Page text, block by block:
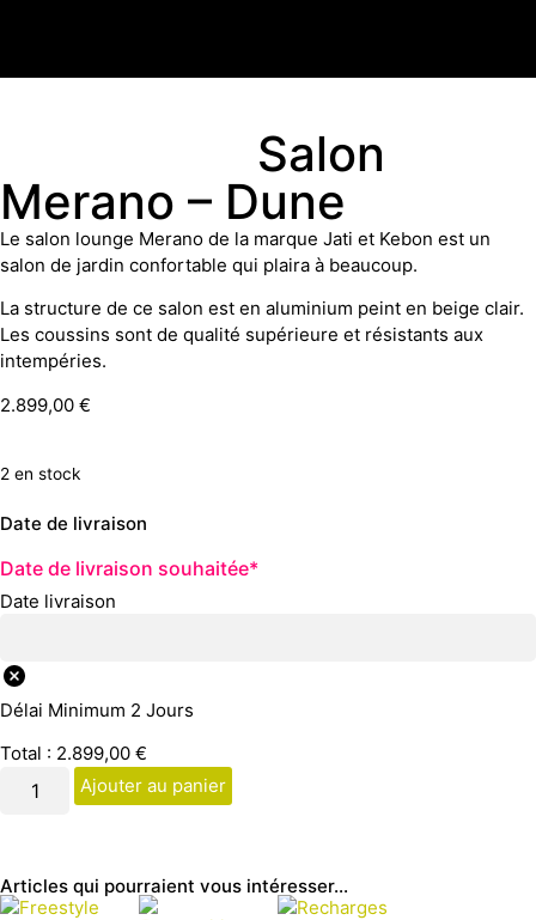
Salon
Merano – Dune
Le salon lounge Merano de la marque Jati et Kebon est un
salon de jardin confortable qui plaira à beaucoup.
La structure de ce salon est en aluminium peint en beige clair.
Les coussins sont de qualité supérieure et résistants aux
intempéries.
2.899,00 €
2 en stock
Date de livraison
Date de livraison souhaitée*
Date livraison
Délai Minimum 2 Jours
Total : 2.899,00 €
Ajouter au panier
Articles qui pourraient vous intéresser...